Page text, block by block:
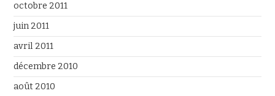
octobre 2011
juin 2011
avril 2011
décembre 2010
août 2010